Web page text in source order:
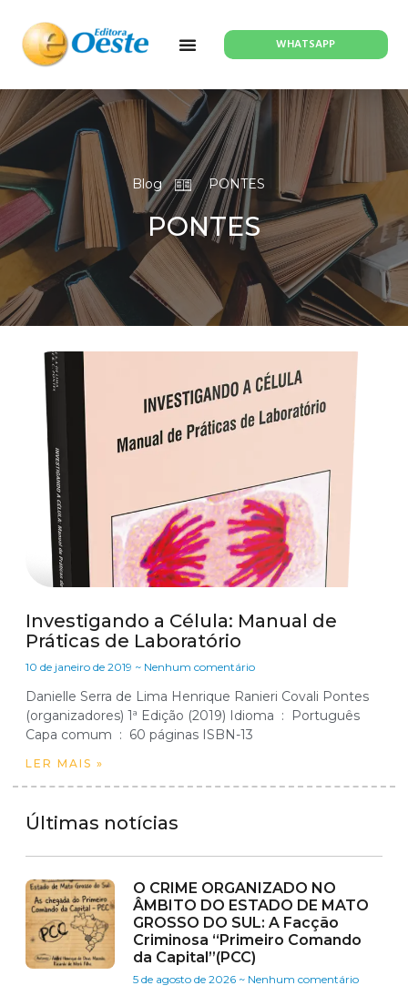
WHATSAPP
Blog PONTES
PONTES
Investigando a Célula: Manual de
Práticas de Laboratório
10 de janeiro de 2019 Nenhum comentário
Danielle Serra de Lima Henrique Ranieri Covali Pontes
(organizadores) 1ª Edição (2019) Idioma ‏ : ‎ Português
Capa comum ‏ : ‎ 60 páginas ISBN-13
LER MAIS »
Últimas notícias
O CRIME ORGANIZADO NO
ÂMBITO DO ESTADO DE MATO
GROSSO DO SUL: A Facção
Criminosa “Primeiro Comando
da Capital”(PCC)
5 de agosto de 2026 Nenhum comentário